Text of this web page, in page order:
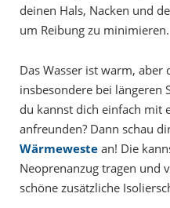
deinen Hals, Nacken und
um Reibung zu minimieren.
Das Wasser ist warm, aber
insbesondere bei längeren
du kannst dich einfach mit
anfreunden? Dann schau
Wärmeweste an! Die
Neoprenanzug tragen und
schöne zusätzliche